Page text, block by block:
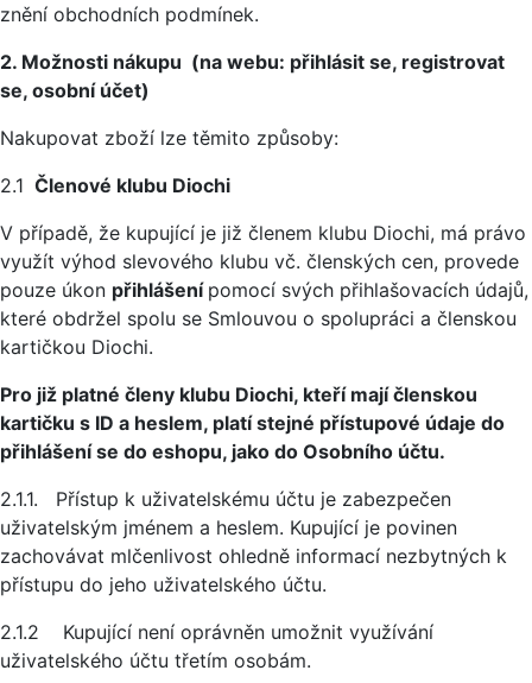
znění obchodních podmínek.
2. Možnosti nákupu (na webu: přihlásit se, registrovat
se, osobní účet)
Nakupovat zboží lze těmito způsoby:
2.1 Členové klubu Diochi
V případě, že kupující je již členem klubu Diochi, má právo
využít výhod slevového klubu vč. členských cen, provede
pouze úkon přihlášení pomocí svých přihlašovacích údajů,
které obdržel spolu se Smlouvou o spolupráci a členskou
kartičkou Diochi.
Pro již platné členy klubu Diochi, kteří mají členskou
kartičku s ID a heslem, platí stejné přístupové údaje do
přihlášení se do eshopu, jako do Osobního účtu.
2.1.1. Přístup k uživatelskému účtu je zabezpečen
uživatelským jménem a heslem. Kupující je povinen
zachovávat mlčenlivost ohledně informací nezbytných k
přístupu do jeho uživatelského účtu.
2.1.2 Kupující není oprávněn umožnit využívání
uživatelského účtu třetím osobám.